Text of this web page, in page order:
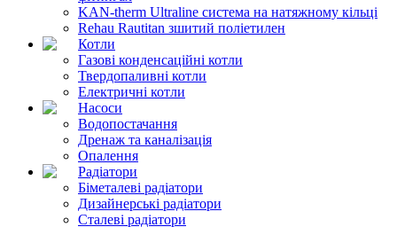
KAN-therm Ultraline система на натяжному кільці
Rehau Rautitan зшитий поліетилен
Котли
Газові конденсаційні котли
Твердопаливні котли
Електричні котли
Насоси
Водопостачання
Дренаж та каналізація
Опалення
Радіатори
Біметалеві радіатори
Дизайнерські радіатори
Сталеві радіатори